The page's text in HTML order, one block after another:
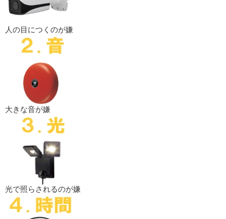
人の目につくのが嫌
大きな音が嫌
光で照らされるのが嫌